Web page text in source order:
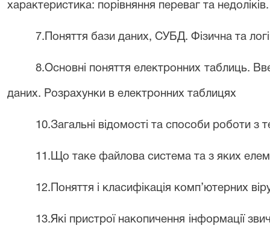
характеристика: порівняння переваг та недоліків.
7.Поняття бази даних, СУБД. Фізична та
8.Основні поняття електронних таблиць.
даних. Розрахунки в електронних таблицях
10.Загальні відомості та способи роботи
11.Що таке файлова система та з яких
12.Поняття і класифікація комп’ютерних
13.Які пристрої накопичення інформації